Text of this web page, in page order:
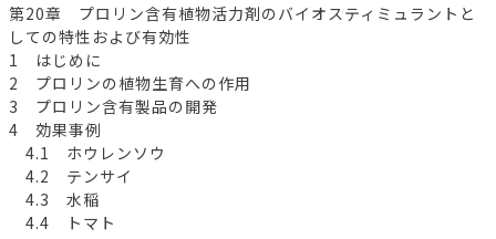
第20章 プロリン含有植物活力剤のバイオスティミュラントと
しての特性および有効性
1 はじめに
2 プロリンの植物生育への作用
3 プロリン含有製品の開発
4 効果事例
4.1 ホウレンソウ
4.2 テンサイ
4.3 水稲
4.4 トマト